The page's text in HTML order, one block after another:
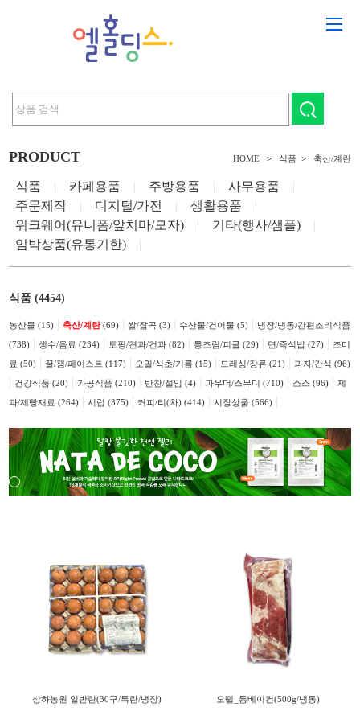
PRODUCT HOME> 식품 > 축산/계란
식품 | 카페용품 | 주방용품 | 사무용품
|
주문제작
| 디지털/가전 | 생활용품
|
워크웨어(유니폼/앞치마/모자)
| 기타(행사/샘플)
|
임박상품(유통기한)
|
식품 (4454)
농산물 (15) | 축산/계란(69) | 쌀/잡곡 (3) | 수산물/건어물 (5) | 냉장/냉동/간편조리식품
(738) | 생수/음료 (234) | 토핑/견과/건과 (82) | 통조림/피클 (29) | 면/즉석밥 (27) | 조미
료 (50) | 꿀/잼/페이스트 (117) | 오일/식초/기름 (15) | 드레싱/장류 (21) | 과자/간식 (96)
| 건강식품 (20) | 가공식품 (210) | 반찬/절임 (4) | 파우더/스무디 (710) | 소스 (96) | 제
과/제빵재료 (264) | 시럽 (375) | 커피/티(차) (414) | 시장상품 (566) |
상하농원 일반란(30구/특란/냉장) 오뗄_통베이컨(500g/냉동)